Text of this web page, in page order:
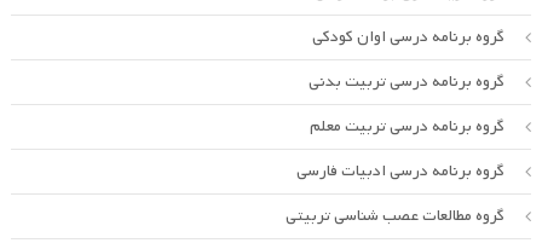
گروه برنامه درسی اوان کودکی
گروه برنامه درسی تربیت بدنی
گروه برنامه درسی تربیت معلم
گروه برنامه درسی ادبیات فارسی
گروه مطالعات عصب شناسی تربیتی